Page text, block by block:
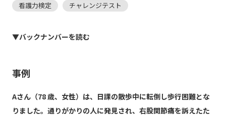
看護力検定 チャレンジテスト
▼バックナンバーを読む
事例
Aさん（78 歳、女性）は、日課の散歩中に転倒し歩行困難とな
りました。通りがかりの人に発見され、右股関節痛を訴えたた